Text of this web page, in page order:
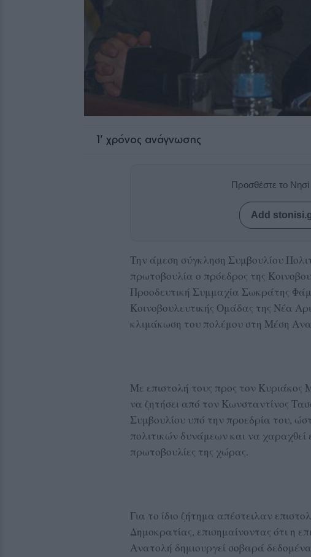
1' χρόνος ανάγνωσης
Προσθέστε το Νησί
Add
Την άμεση σύγκληση Συμβουλίου
πρωτοβουλία ο πρόεδρος της
Προοδευτική Συμμαχία Σωκράτης
Κοινοβουλευτικής Ομάδας της Νέα
κλιμάκωση του πολέμου στη Μέση
Με επιστολή τους προς τον
να ζητήσει από τον Κωνσταντίνος
Συμβουλίου υπό την προεδρία του,
πολιτικών δυνάμεων και να χαραχθεί
πρωτοβουλίες της χώρας.
Για το ίδιο ζήτημα απέστειλαν
Δημοκρατίας, επισημαίνοντας ότι η
Ανατολή δημιουργεί σοβαρά